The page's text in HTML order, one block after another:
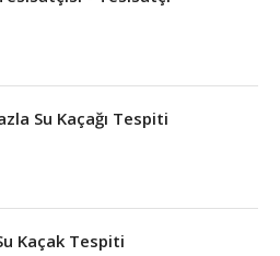
Su Kaçağı Tespiti
Kaçak Tespiti